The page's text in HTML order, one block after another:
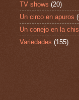
TV shows (20)
Un circo en apuros
Un conejo en la
Variedades (155)